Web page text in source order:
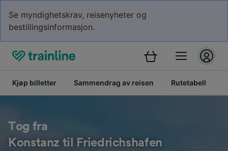
Se myndighetskrav, reisenyheter og
bestillingsinformasjon.
Kjøp billetter Sammendrag av reisen Rutetabell
Tog fra
Konstanz til Friedrichshafen